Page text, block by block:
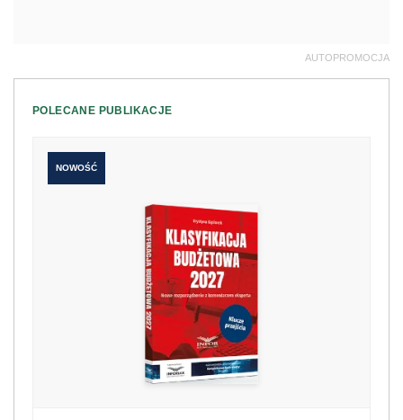
AUTOPROMOCJA
POLECANE PUBLIKACJE
NOWOŚĆ